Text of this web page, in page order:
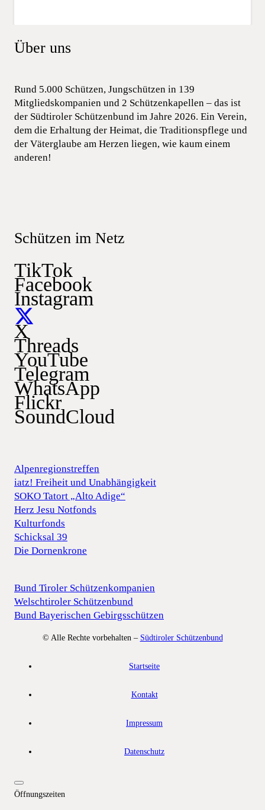
Über uns
Rund 5.000 Schützen, Jungschützen in 139
Mitgliedskompanien und 2 Schützenkapellen – das ist
der Südtiroler Schützenbund im Jahre 2026. Ein Verein,
dem die Erhaltung der Heimat, die Traditionspflege und
der Väterglaube am Herzen liegen, wie kaum einem
anderen!
Schützen im Netz
TikTok
Facebook
Instagram
X
Threads
YouTube
Telegram
WhatsApp
Flickr
SoundCloud
Alpenregionstreffen
iatz! Freiheit und Unabhängigkeit
SOKO Tatort „Alto Adige“
Herz Jesu Notfonds
Kulturfonds
Schicksal 39
Die Dornenkrone
Bund Tiroler Schützenkompanien
Welschtiroler Schützenbund
Bund Bayerischen Gebirgsschützen
© Alle Rechte vorbehalten – Südtiroler Schützenbund
Startseite
Kontakt
Impressum
Datenschutz
Öffnungszeiten